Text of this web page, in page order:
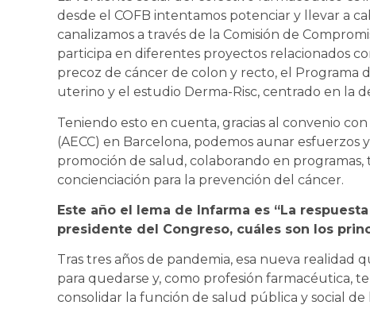
desde el COFB intentamos potenciar y llevar a
canalizamos a través de la Comisión de
participa en diferentes proyectos relacionados
precoz de cáncer de colon y recto, el Programa
uterino y el estudio Derma-Risc, centrado en la
Teniendo esto en cuenta, gracias al convenio
(AECC) en Barcelona, podemos aunar
promoción de salud, colaborando en programas,
concienciación para la prevención del cáncer.
Este año el lema de Infarma es “La
presidente del Congreso, cuáles son los
Tras tres años de pandemia, esa nueva realidad
para quedarse y, como profesión farmacéutica,
consolidar la función de salud pública y social